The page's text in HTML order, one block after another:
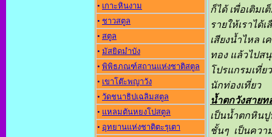
• เกาะหินงาม
• ชาวสตูล
• สตูล
• มัสยิดมำบัง
• พิพิธภณฑ์สถานแห่งชาติสตูล
• เขาโต๊ะพญาวัง
• วัดชนาธิปเฉลิมสตูล
• แหลมตันหยงโปสตูล
• อุทยานแห่งชาติตะรุเตา
ก็ได้ เพื่อเติม
รายให้เราไ
เสียงน้ำไหล
ทอง แล้วไปส
โปรแกรมเที่
นักท่องเที่ยว
น้ำตกวังสายท
เป็นน้ำตกหิน
ชั้นๆ เป็นควา